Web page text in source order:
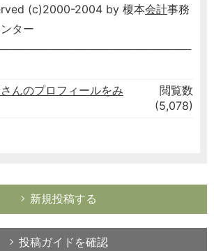
(c)2000-2004 by 榎本会計事務
ター
んのプロフィールをみ
閲覧数
(5,078)
新規投稿する
投稿ガイドを確認